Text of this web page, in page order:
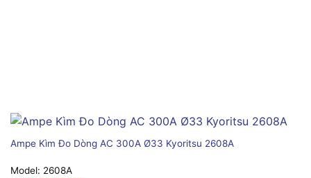
Ampe Kìm Đo Dòng AC 300A Ø33 Kyoritsu 2608A
Model: 2608A